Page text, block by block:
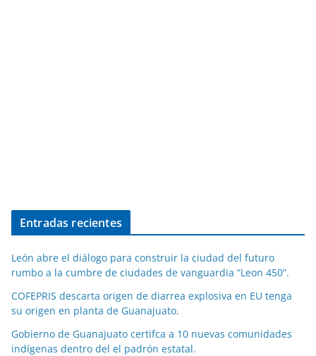
Entradas recientes
León abre el diálogo para construir la ciudad del futuro
rumbo a la cumbre de ciudades de vanguardia “Leon 450”.
COFEPRIS descarta origen de diarrea explosiva en EU tenga
su origen en planta de Guanajuato.
Gobierno de Guanajuato certifca a 10 nuevas comunidades
indígenas dentro del el padrón estatal.